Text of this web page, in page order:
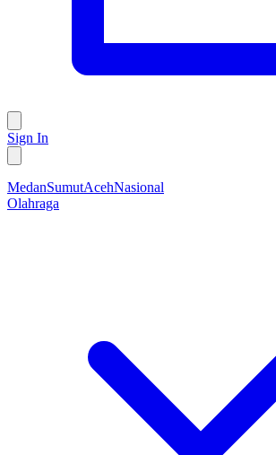
Sign In
MedanSumutAcehNasional
Olahraga